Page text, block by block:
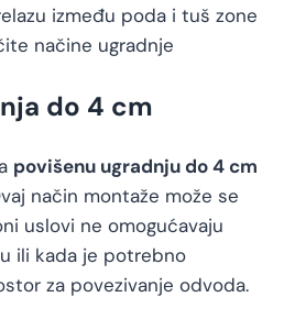
između poda i tuš zone
načine ugradnje
do 4 cm
povišenu ugradnju do 4 cm
način montaže može se
uslovi ne omogućavaju
ili kada je potrebno
za povezivanje odvoda.